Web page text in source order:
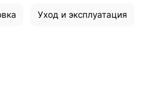
Уход и эксплуатация